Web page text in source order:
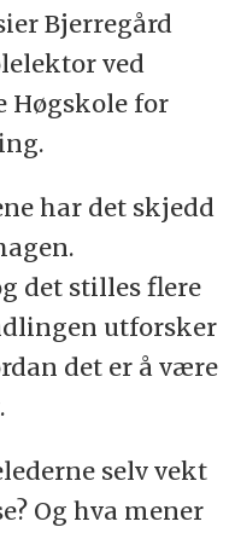
Bjerregård
ved
Høgskole for
har det skjedd
det stilles flere
utforsker
det er å være
selv vekt
Og hva mener